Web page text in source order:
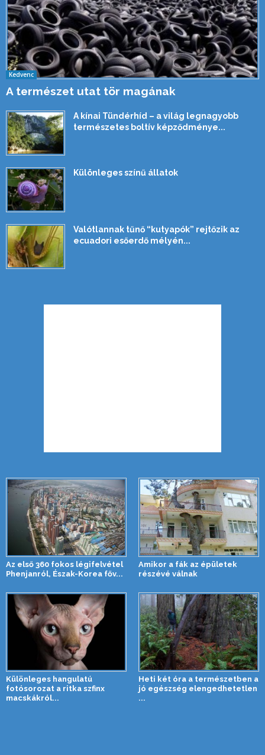
Kedvenc
A természet utat tör magának
A kínai Tündérhíd – a világ legnagyobb
természetes boltív képződménye...
Különleges színű állatok
Valótlannak tűnő “kutyapók” rejtőzik az
ecuadori esőerdő mélyén...
Az első 360 fokos légifelvétel
Phenjanról, Észak-Korea főv...
Amikor a fák az épületek
részévé válnak
Különleges hangulatú
fotósorozat a ritka szfinx
macskákról...
Heti két óra a természetben a
jó egészség elengedhetetlen
...